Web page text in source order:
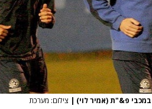
במכבי פ&"ת (אמיר לוי) | צילום: מערכת